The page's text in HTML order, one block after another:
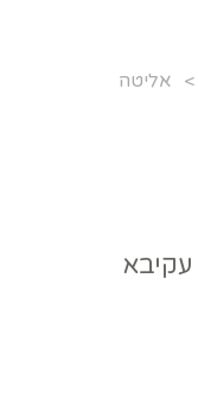
> אליטה